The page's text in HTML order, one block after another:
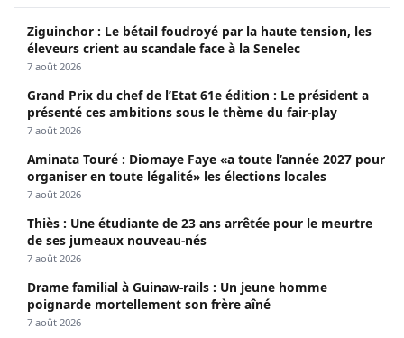
Ziguinchor : Le bétail foudroyé par la haute tension, les
éleveurs crient au scandale face à la Senelec
7 août 2026
Grand Prix du chef de l’Etat 61e édition : Le président a
présenté ces ambitions sous le thème du fair-play
7 août 2026
Aminata Touré : Diomaye Faye «a toute l’année 2027 pour
organiser en toute légalité» les élections locales
7 août 2026
Thiès : Une étudiante de 23 ans arrêtée pour le meurtre
de ses jumeaux nouveau-nés
7 août 2026
Drame familial à Guinaw-rails : Un jeune homme
poignarde mortellement son frère aîné
7 août 2026